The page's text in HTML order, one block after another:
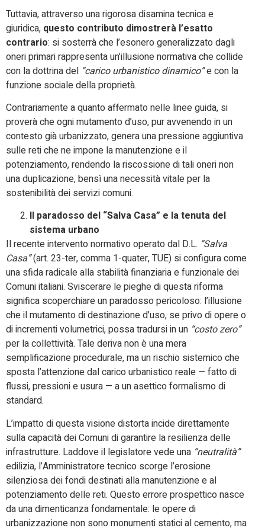
Tuttavia, attraverso una rigorosa disamina tecnica e
giuridica, questo contributo dimostrerà l’esatto
contrario: si sosterrà che l’esonero generalizzato dagli
oneri primari rappresenta un’illusione normativa che collide
con la dottrina del “carico urbanistico dinamico”e con la
funzione sociale della proprietà.
Contrariamente a quanto affermato nelle linee guida, si
proverà che ogni mutamento d’uso, pur avvenendo in un
contesto già urbanizzato, genera una pressione aggiuntiva
sulle reti che ne impone la manutenzione e il
potenziamento, rendendo la riscossione di tali oneri non
una duplicazione, bensì una necessità vitale per la
sostenibilità dei servizi comuni.
Il paradosso del “Salva Casa” e la tenuta del
sistema urbano
Il recente intervento normativo operato dal D.L. “Salva
Casa”(art. 23-ter, comma 1-quater, TUE) si configura come
una sfida radicale alla stabilità finanziaria e funzionale dei
Comuni italiani. Sviscerare le pieghe di questa riforma
significa scoperchiare un paradosso pericoloso: l’illusione
che il mutamento di destinazione d’uso, se privo di opere o
di incrementi volumetrici, possa tradursi in un “costo zero”
per la collettività. Tale deriva non è una mera
semplificazione procedurale, ma un rischio sistemico che
sposta l’attenzione dal carico urbanistico reale — fatto di
flussi, pressioni e usura — a un asettico formalismo di
standard.
L’impatto di questa visione distorta incide direttamente
sulla capacità dei Comuni di garantire la resilienza delle
infrastrutture. Laddove il legislatore vede una “neutralità”
edilizia, l’Amministratore tecnico scorge l’erosione
silenziosa dei fondi destinati alla manutenzione e al
potenziamento delle reti. Questo errore prospettico nasce
da una dimenticanza fondamentale: le opere di
urbanizzazione non sono monumenti statici al cemento, ma